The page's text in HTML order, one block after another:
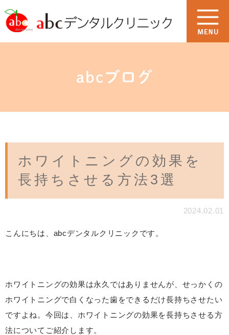
abcブログ
ホワイトニングの効果を
長持ちさせる方法3選
2024.02.01
こんにちは、abcデンタルクリニックです。
ホワイトニングの効果は永久ではありませんが、せっかくの
ホワイトニングで白くなった歯をできるだけ長持ちさせたい
ですよね。今回は、ホワイトニングの効果を長持ちさせる方
法についてご紹介します。